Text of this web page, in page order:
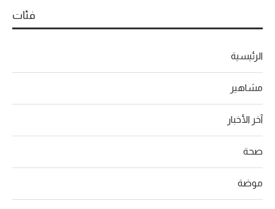
فئات
الرئيسية
مشاهير
آخر الأخبار
صحة
موضة